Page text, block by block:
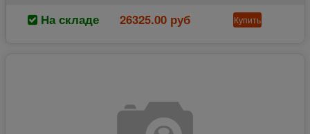
На складе 26325.00 руб Купить